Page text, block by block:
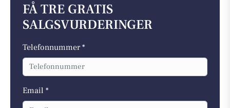
FÅ TRE GRATIS
SALGSVURDERINGER
Telefonnummer *
Email *